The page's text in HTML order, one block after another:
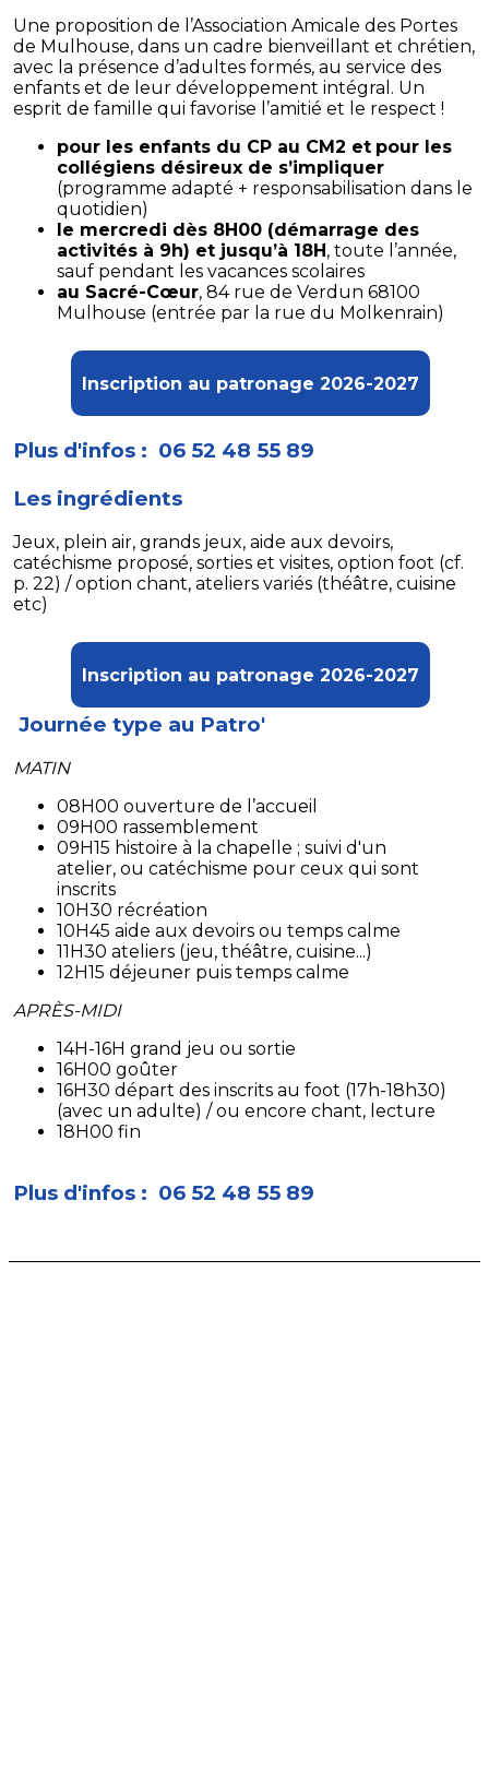
Une proposition de l’Association Amicale des Portes
de Mulhouse, dans un cadre bienveillant et chrétien,
avec la présence d’adultes formés, au service des
enfants et de leur développement intégral. Un
esprit de famille qui favorise l’amitié et le respect !
pour les enfants du CP au CM2 et pour les
collégiens désireux de s’impliquer
(programme adapté + responsabilisation dans le
quotidien)
le mercredi dès 8H00 (démarrage des
activités à 9h) et jusqu’à 18H, toute l’année,
sauf pendant les vacances scolaires
au Sacré-Cœur, 84 rue de Verdun 68100
Mulhouse (entrée par la rue du Molkenrain)
Inscription au patronage 2026-2027
Plus d'infos : 06 52 48 55 89
Les ingrédients
Jeux, plein air, grands jeux, aide aux devoirs,
catéchisme proposé, sorties et visites, option foot (cf.
p. 22) / option chant, ateliers variés (théâtre, cuisine
etc)
Inscription au patronage 2026-2027
Journée type au Patro'
MATIN
08H00 ouverture de l’accueil
09H00 rassemblement
09H15 histoire à la chapelle ; suivi d'un
atelier, ou catéchisme pour ceux qui sont
inscrits
10H30 récréation
10H45 aide aux devoirs ou temps calme
11H30 ateliers (jeu, théâtre, cuisine...)
12H15 déjeuner puis temps calme
APRÈS-MIDI
14H-16H grand jeu ou sortie
16H00 goûter
16H30 départ des inscrits au foot (17h-18h30)
(avec un adulte) / ou encore chant, lecture
18H00 fin
Plus d'infos : 06 52 48 55 89